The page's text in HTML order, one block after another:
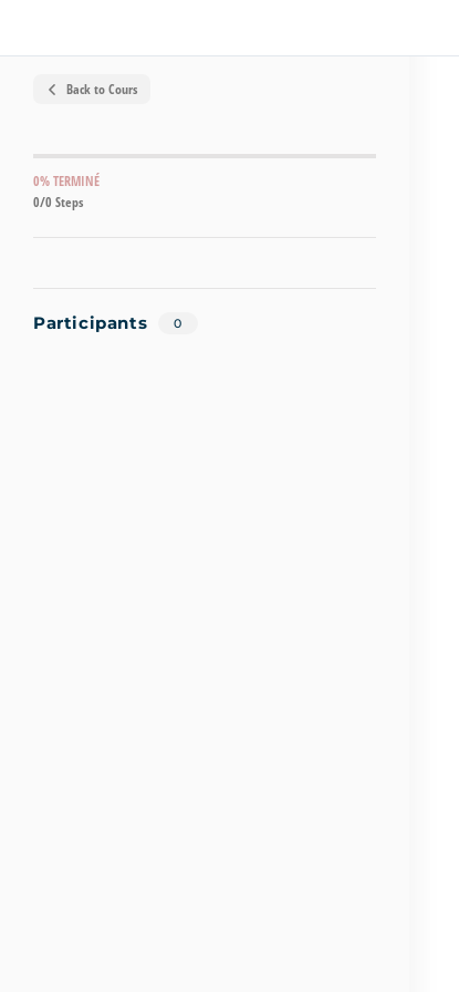
Back to Cours
0% TERMINÉ
0/0 Steps
Participants 0